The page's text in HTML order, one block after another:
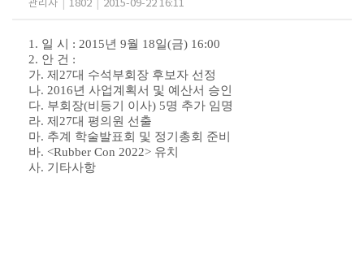
관리자 1802 2015-09-22 16:11
1. 일 시 : 2015년 9월 18일(금) 16:00
2. 안 건 :
가. 제27대 수석부회장 후보자 선정
나. 2016년 사업계획서 및 예산서 승인
다. 부회장(비등기 이사) 5명 추가 임명
라. 제27대 평의원 선출
마. 추계 학술발표회 및 정기총회 준비
바. <Rubber Con 2022> 유치
사. 기타사항